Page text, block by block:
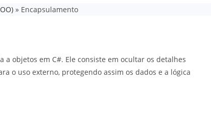
» Encapsulamento
objetos em C#. Ele consiste em ocultar os detalhes
o uso externo, protegendo assim os dados e a lógica